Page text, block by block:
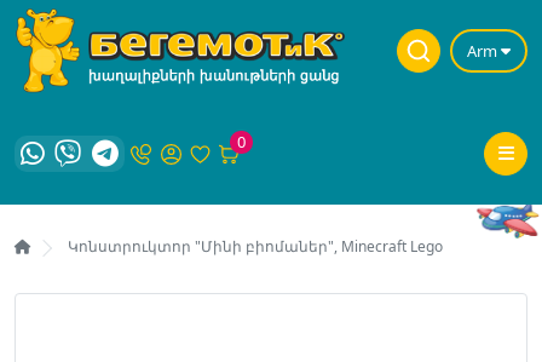
Arm
0
Կոնստրուկտոր "Մինի բիոմաներ", Minecraft Lego